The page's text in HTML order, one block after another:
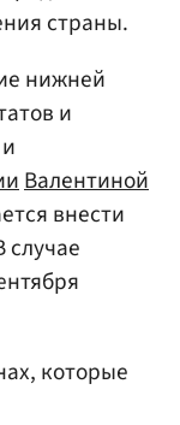
страны.
нижней
и
Валентиной
внести
случае
которые